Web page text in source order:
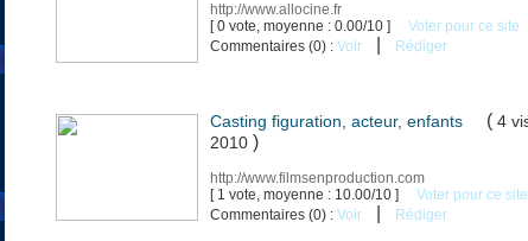
http://www.allocine.fr
[ 0 vote, moyenne : 0.00/10 ] Voter pour ce site
Commentaires (0) : Voir Rédiger
Casting figuration, acteur, enfants ( 4
2010 )
http://www.filmsenproduction.com
[ 1 vote, moyenne : 10.00/10 ] Voter pour ce site
Commentaires (0) : Voir Rédiger